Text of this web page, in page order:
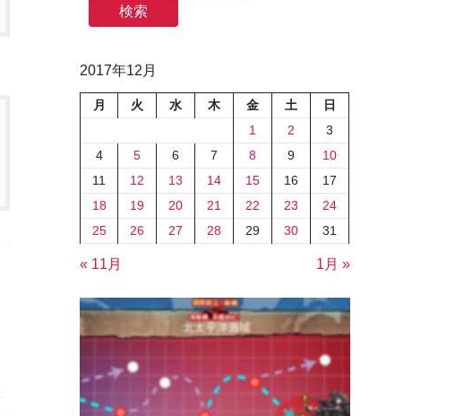
検索
2017年12月
月 火 水 木 金 土
日
1
2
3
4
5 6 7 8 9
10
11
12 13 14 15 16
17
18
19 20 21 22 23
24
25
26 27 28 29 30 31
« 11月 1月 »